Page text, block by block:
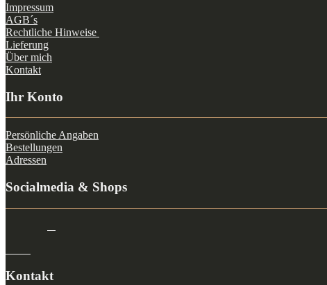
Impressum
AGB´s
Rechtliche Hinweise
Lieferung
Über mich
Kontakt
Ihr Konto
Persönliche Angaben
Bestellungen
Adressen
Socialmedia & Shops
Kontakt